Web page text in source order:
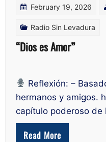
February 19, 2026
Radio Sin Levadura
“Dios es Amor”
Reflexión: –
hermanos y amigos.
capítulo poderoso de
Read More